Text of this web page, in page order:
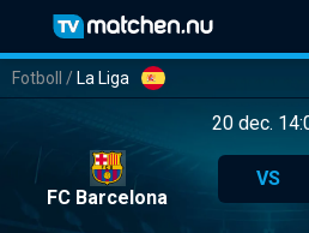
Fotboll / La Liga
20 dec.
FC Barcelona
VS